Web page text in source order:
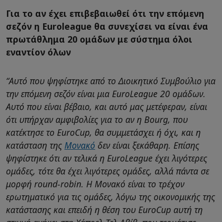
Για το αν έχει επιβεβαιωθεί ότι την επόμενη
σεζόν η Euroleague θα συνεχίσει να είναι ένα
πρωτάθλημα 20 ομάδων με σύστημα όλοι
εναντίον όλων
“Αυτό που ψηφίστηκε από το Διοικητικό Συμβούλιο για
την επόμενη σεζόν είναι μια EuroLeague 20 ομάδων.
Αυτό που είναι βέβαιο, και αυτό μας μετέφεραν, είναι
ότι υπήρχαν αμφιβολίες για το αν η Bourg, που
κατέκτησε το EuroCup, θα συμμετάσχει ή όχι, και η
κατάσταση της Μονακό δεν είναι ξεκάθαρη. Επίσης
ψηφίστηκε ότι αν τελικά η EuroLeague έχει λιγότερες
ομάδες, τότε θα έχει λιγότερες ομάδες, αλλά πάντα σε
μορφή round-robin. Η Μονακό είναι το τρέχον
ερωτηματικό για τις ομάδες, λόγω της οικονομικής της
κατάστασης και επειδή η θέση του EuroCup αυτή τη